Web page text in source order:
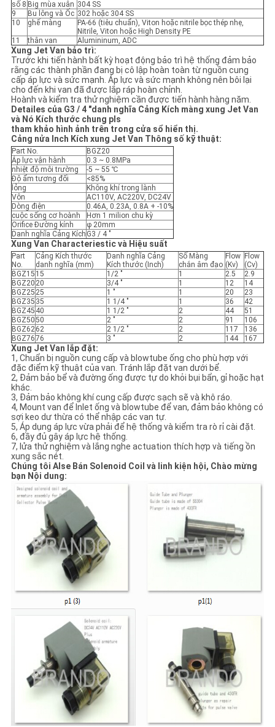
số 8 Big mùa xuân 304 SS
9
Bu lông và Ốc 302 hoặc 304 SS
10
ghế màng
PA-66 (tiêu chuẩn), Viton hoặc nitrile bọc thép nhẹ,
Nitrile, Viton hoặc High Density PE
11
thân van Alumininum, ADC
Xung Jet Van bảo trì:
Trước khi tiến hành bất kỳ hoạt động bảo trì hệ thống đảm bảo
rằng các thành phần đang bị cô lập hoàn toàn từ nguồn cung
cấp áp lực và sức mạnh. Áp lực và sức mạnh không nên bôi lại
cho đến khi van đã được lắp ráp hoàn chỉnh.
Hoành và kiểm tra thử nghiệm cần được tiến hành hàng năm.
Detailes của G3 / 4 "danh nghĩa Cảng Kích màng xung Jet Van
và Nó Kích thước chung pls
tham khảo hình ảnh trên trong cửa sổ hiển thị.
Cảng nửa Inch Kích xung Jet Van Thông số kỹ thuật:
Part No.
BGZ20
Áp lực vận hành
0.3 ~ 0.8MPa
nhiệt độ môi trường
-5 ~ 55 ℃
Độ ẩm tương đối
<85%
lỏng
Không khí trong lành
Vôn
AC110V, AC220V, DC24V
Dòng điện
0.46A, 0.23A, 0.8A + -10%
cuộc sống cơ hoành
Hơn 1 milion chu kỳ
Orifice Đường kính
φ 20mm
Danh nghĩa Cảng Kích G3 / 4 "
Xung Van Characteriestic và Hiệu suất
Part
No.
Cảng Kích thước
danh nghĩa (mm)
Danh nghĩa Cảng
Kích thước (Inch)
Số Màng
chắn âm đạo
Flow
(Kv)
Flow
(Cv)
BGZ15 15 1/2 " 1 2.5
2.9
BGZ20 20 3/4 " 1 12
14
BGZ25 25 1 " 1 20
23
BGZ35 35 1 1/4 " 1 36
42
BGZ45 40 1 1/2 " 2 44
51
BGZ5050 2 " 2 91
106
BGZ6262 2 1/2 " 2 117
136
BGZ7676 3 " 2 144 167
Xung Jet Van lắp đặt:
1, Chuẩn bị nguồn cung cấp và blowtube ống cho phù hợp với
đặc điểm kỹ thuật của van. Tránh lắp đặt van dưới bể.
2, Đảm bảo bể và đường ống được tự do khỏi bụi bẩn, gỉ hoặc hạt
khác.
3, Đảm bảo không khí cung cấp được sạch sẽ và khô ráo.
4, Mount van để Inlet ống và blowtube để van, đảm bảo không có
sợi keo dư thừa có thể nhập các van tự.
5, Áp dụng áp lực vừa phải để hệ thống và kiểm tra rò rỉ cài đặt.
6, đầy đủ gây áp lực hệ thống.
7, lửa thử nghiệm và lắng nghe actuation thích hợp và tiếng ồn
xung sắc nét.
Chúng tôi Alse Bán Solenoid Coil và linh kiện hội, Chào mừng
bạn Nội dung: